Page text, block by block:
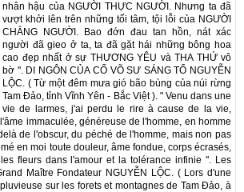
nhân hậu của NGƯỜI THỰC NGƯỜI. Nhưng ta đã
vượt khởi lên trên những tối tâm, tội lỗi của NGƯỜI
CHẲNG NGƯỜI. Bao đớn đau tan hồn, nát xác
người đã gieo ở ta, ta đã gặt hái những bông hoa
cao đẹp nhất ở sự THƯƠNG YÊU và THA THỨ vô
bờ ''. DI NGÔN CỦA CỐ VÕ SƯ SÁNG TỔ NGUYỄN
LỘC. ( Từ một đêm mưa gió bão bùng của núi rừng
Tam Ðảo, tỉnh Vĩnh Yên - Bắc Việt ). " Venu dans une
vie de larmes, j'ai perdu le rire à cause de la vie,
immaculée, généreuse de l'homme, en homme
de l'obscur, du péché de l'homme, mais non pas
en moi toute douleur, âme fondue, corps écrasés,
fleurs dans l'amour et la tolérance infinie ". Les
Maître Fondateur NGUYỄN LỘC. ( Lors d'une
sur les forets et montagnes de Tam Ðảo, à